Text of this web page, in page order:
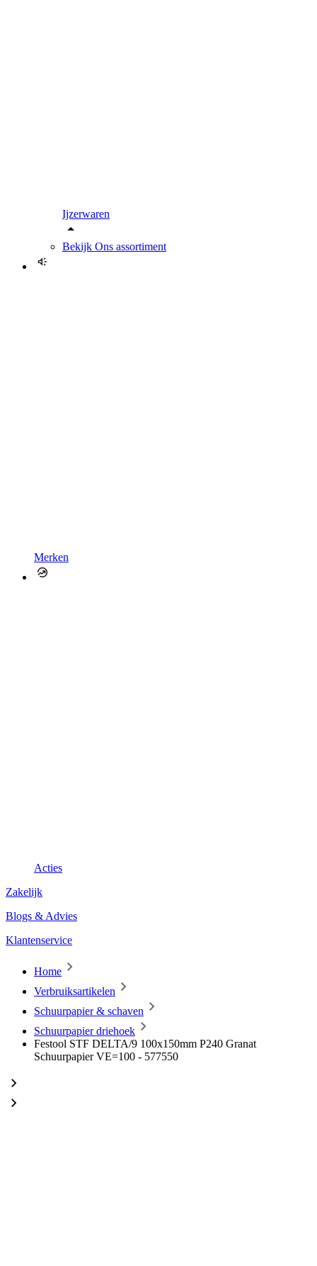
Ijzerwaren
Bekijk Ons assortiment
Merken
Acties
Zakelijk
Blogs & Advies
Klantenservice
Home
Verbruiksartikelen
Schuurpapier & schaven
Schuurpapier driehoek
Festool STF DELTA/9 100x150mm P240 Granat
Schuurpapier VE=100 - 577550